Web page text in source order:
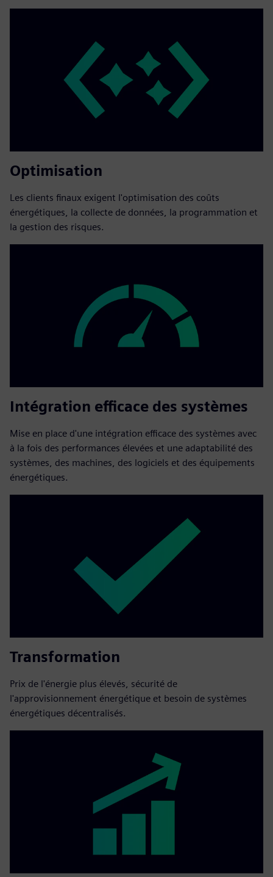
Optimisation
Les clients finaux exigent l'optimisation des coûts
énergétiques, la collecte de données, la programmation et
la gestion des risques.
Intégration efficace des systèmes
Mise en place d'une intégration efficace des systèmes avec
à la fois des performances élevées et une adaptabilité des
systèmes, des machines, des logiciels et des équipements
énergétiques.
Transformation
Prix de l'énergie plus élevés, sécurité de
l'approvisionnement énergétique et besoin de systèmes
énergétiques décentralisés.